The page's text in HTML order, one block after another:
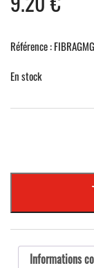
Référence :
En stock
Informations